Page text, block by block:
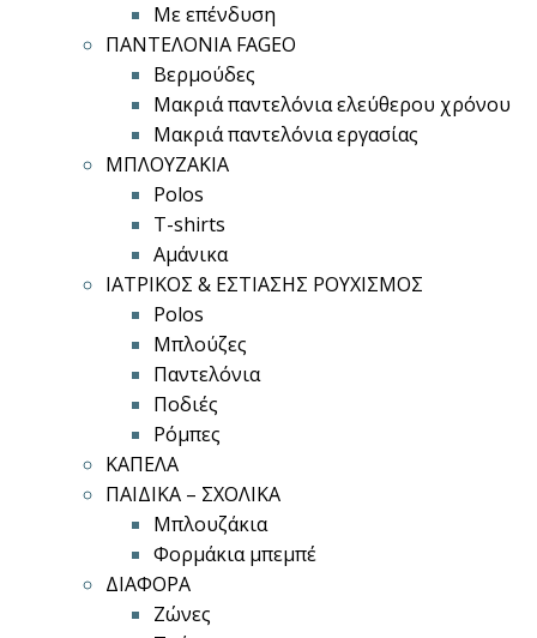
Με επένδυση
ΠΑΝΤΕΛΟΝΙΑ FAGEO
Βερμούδες
Μακριά παντελόνια ελεύθερου χρόνου
Μακριά παντελόνια εργασίας
ΜΠΛΟΥΖΑΚΙΑ
Polos
T-shirts
Αμάνικα
ΙΑΤΡΙΚΟΣ & ΕΣΤΙΑΣΗΣ ΡΟΥΧΙΣΜΟΣ
Polos
Μπλούζες
Παντελόνια
Ποδιές
Ρόμπες
ΚΑΠΕΛΑ
ΠΑΙΔΙΚΑ – ΣΧΟΛΙΚΑ
Μπλουζάκια
Φορμάκια μπεμπέ
ΔΙΑΦΟΡΑ
Ζώνες